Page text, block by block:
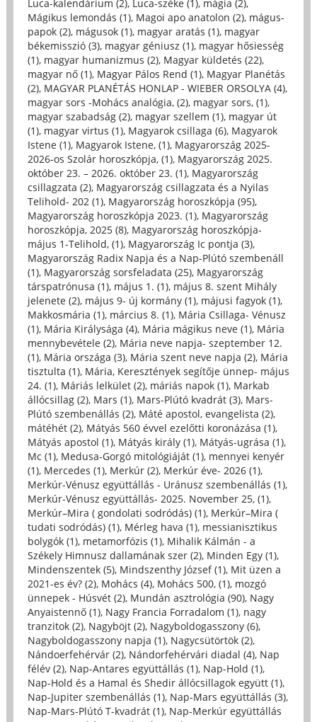
Luca-kalendárium (2), Luca-széke (1), mágia (2),
Mágikus lemondás (1), Magoi apo anatolon (2), mágus-
papok (2), mágusok (1), magyar aratás (1), magyar
békemisszió (3), magyar géniusz (1), magyar hősiesség
(1), magyar humanizmus (2), Magyar küldetés (22),
magyar nő (1), Magyar Pálos Rend (1), Magyar Planétás
(2), MAGYAR PLANÉTÁS HONLAP - WIEBER ORSOLYA (4),
magyar sors -Mohács analógia, (2), magyar sors, (1),
magyar szabadság (2), magyar szellem (1), magyar út
(1), magyar virtus (1), Magyarok csillaga (6), Magyarok
Istene (1), Magyarok Istene, (1), Magyarország 2025-
2026-os Szolár horoszkópja, (1), Magyarország 2025.
október 23. – 2026. október 23. (1), Magyarország
csillagzata (2), Magyarország csillagzata és a Nyilas
Telihold- 202 (1), Magyarország horoszkópja (95),
Magyarország horoszkópja 2023. (1), Magyarország
horoszkópja, 2025 (8), Magyarország horoszkópja-
május 1-Telihold, (1), Magyarország Ic pontja (3),
Magyarország Radix Napja és a Nap-Plútó szembenáll
(1), Magyarország sorsfeladata (25), Magyarország
társpatrónusa (1), május 1. (1), május 8. szent Mihály
jelenete (2), május 9- új kormány (1), májusi fagyok (1),
Makkosmária (1), március 8. (1), Mária Csillaga- Vénusz
(1), Mária Királysága (4), Mária mágikus neve (1), Mária
mennybevétele (2), Mária neve napja- szeptember 12.
(1), Mária országa (3), Mária szent neve napja (2), Mária
tisztulta (1), Mária, Keresztények segítője ünnep- május
24. (1), Máriás lelkület (2), máriás napok (1), Markab
állócsillag (2), Mars (1), Mars-Plútó kvadrát (3), Mars-
Plútó szembenállás (2), Máté apostol, evangelista (2),
mátéhét (2), Mátyás 560 évvel ezelőtti koronázása (1),
Mátyás apostol (1), Mátyás király (1), Mátyás-ugrása (1),
Mc (1), Medusa-Gorgó mitológiáját (1), mennyei kenyér
(1), Mercedes (1), Merkúr (2), Merkúr éve- 2026 (1),
Merkúr-Vénusz együttállás - Uránusz szembenállás (1),
Merkúr-Vénusz együttállás- 2025. November 25, (1),
Merkúr–Mira ( gondolati sodródás) (1), Merkúr–Mira (
tudati sodródás) (1), Mérleg hava (1), messianisztikus
bolygók (1), metamorfózis (1), Mihalik Kálmán - a
Székely Himnusz dallamának szer (2), Minden Egy (1),
Mindenszentek (5), Mindszenthy József (1), Mit üzen a
2021-es év? (2), Mohács (4), Mohács 500, (1), mozgó
ünnepek - Húsvét (2), Mundán asztrológia (90), Nagy
Anyaistennő (1), Nagy Francia Forradalom (1), nagy
tranzitok (2), Nagyböjt (2), Nagyboldogasszony (6),
Nagyboldogasszony napja (1), Nagycsütörtök (2),
Nándoerfehérvár (2), Nándorfehérvári diadal (4), Nap
félév (2), Nap-Antares együttállás (1), Nap-Hold (1),
Nap-Hold és a Hamal és Shedir állócsillagok együtt (1),
Nap-Jupiter szembenállás (1), Nap-Mars együttállás (3),
Nap-Mars-Plútó T-kvadrát (1), Nap-Merkúr együttállás